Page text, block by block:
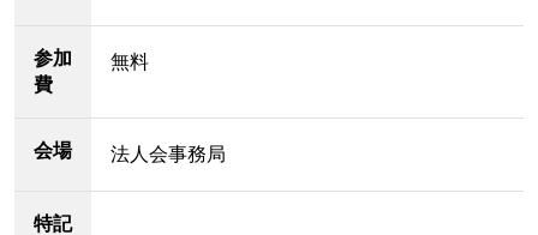
参加
費
無料
会場 法人会事務局
特記